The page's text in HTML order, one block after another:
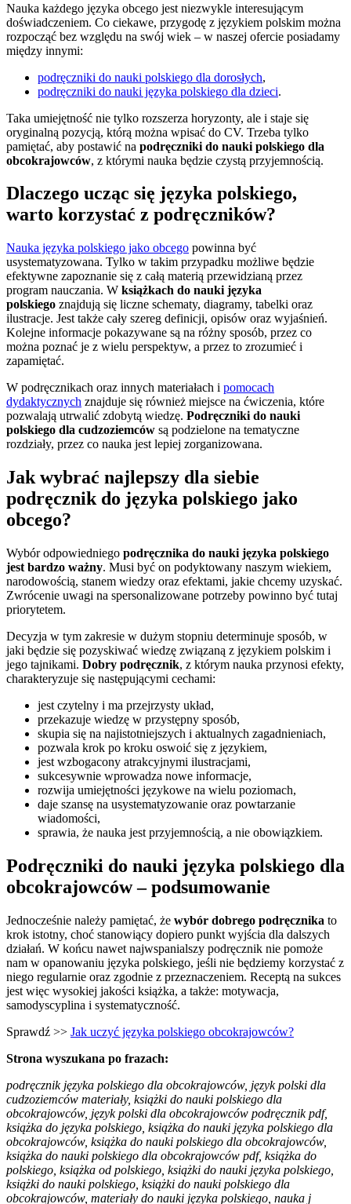
Nauka każdego języka obcego jest niezwykle interesującym
doświadczeniem. Co ciekawe, przygodę z językiem polskim można
rozpocząć bez względu na swój wiek – w naszej ofercie posiadamy
między innymi:
podręczniki do nauki polskiego dla dorosłych,
podręczniki do nauki języka polskiego dla dzieci.
Taka umiejętność nie tylko rozszerza horyzonty, ale i staje się
oryginalną pozycją, którą można wpisać do CV. Trzeba tylko
pamiętać, aby postawić na podręczniki do nauki polskiego dla
obcokrajowców, z którymi nauka będzie czystą przyjemnością.
Dlaczego ucząc się języka polskiego,
warto korzystać z podręczników?
Nauka języka polskiego jako obcego powinna być
usystematyzowana. Tylko w takim przypadku możliwe będzie
efektywne zapoznanie się z całą materią przewidzianą przez
program nauczania. W książkach do nauki języka
polskiego znajdują się liczne schematy, diagramy, tabelki oraz
ilustracje. Jest także cały szereg definicji, opisów oraz wyjaśnień.
Kolejne informacje pokazywane są na różny sposób, przez co
można poznać je z wielu perspektyw, a przez to zrozumieć i
zapamiętać.
W podręcznikach oraz innych materiałach i pomocach
dydaktycznych znajduje się również miejsce na ćwiczenia, które
pozwalają utrwalić zdobytą wiedzę. Podręczniki do nauki
polskiego dla cudzoziemców są podzielone na tematyczne
rozdziały, przez co nauka jest lepiej zorganizowana.
Jak wybrać najlepszy dla siebie
podręcznik do języka polskiego jako
obcego?
Wybór odpowiedniego podręcznika do nauki języka polskiego
jest bardzo ważny. Musi być on podyktowany naszym wiekiem,
narodowością, stanem wiedzy oraz efektami, jakie chcemy uzyskać.
Zwrócenie uwagi na spersonalizowane potrzeby powinno być tutaj
priorytetem.
Decyzja w tym zakresie w dużym stopniu determinuje sposób, w
jaki będzie się pozyskiwać wiedzę związaną z językiem polskim i
jego tajnikami. Dobry podręcznik, z którym nauka przynosi efekty,
charakteryzuje się następującymi cechami:
jest czytelny i ma przejrzysty układ,
przekazuje wiedzę w przystępny sposób,
skupia się na najistotniejszych i aktualnych zagadnieniach,
pozwala krok po kroku oswoić się z językiem,
jest wzbogacony atrakcyjnymi ilustracjami,
sukcesywnie wprowadza nowe informacje,
rozwija umiejętności językowe na wielu poziomach,
daje szansę na usystematyzowanie oraz powtarzanie
wiadomości,
sprawia, że nauka jest przyjemnością, a nie obowiązkiem.
Podręczniki do nauki języka polskiego dla
obcokrajowców – podsumowanie
Jednocześnie należy pamiętać, że wybór dobrego podręcznika to
krok istotny, choć stanowiący dopiero punkt wyjścia dla dalszych
działań. W końcu nawet najwspanialszy podręcznik nie pomoże
nam w opanowaniu języka polskiego, jeśli nie będziemy korzystać z
niego regularnie oraz zgodnie z przeznaczeniem. Receptą na sukces
jest więc wysokiej jakości książka, a także: motywacja,
samodyscyplina i systematyczność.
Sprawdź >> Jak uczyć języka polskiego obcokrajowców?
Strona wyszukana po frazach:
podręcznik języka polskiego dla obcokrajowców, język polski dla
cudzoziemców materiały, książki do nauki polskiego dla
obcokrajowców, język polski dla obcokrajowców podręcznik pdf,
książka do języka polskiego, książka do nauki języka polskiego dla
obcokrajowców, książka do nauki polskiego dla obcokrajowców,
książka do nauki polskiego dla obcokrajowców pdf, książka do
polskiego, książka od polskiego, książki do nauki języka polskiego,
książki do nauki polskiego, książki do nauki polskiego dla
obcokrajowców, materiały do nauki języka polskiego, nauka j